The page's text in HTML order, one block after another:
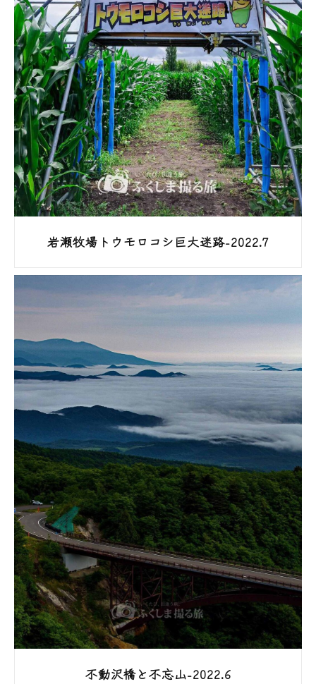
岩瀬牧場トウモロコシ巨大迷路-2022.7
不動沢橋と不忘山-2022.6